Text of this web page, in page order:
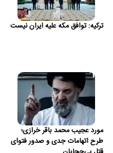
ترکیه: توافق مکه علیه ایران نیست
مورد عجیب محمد باقر خرازی؛
طرح اتهامات جدی و صدور فتوای